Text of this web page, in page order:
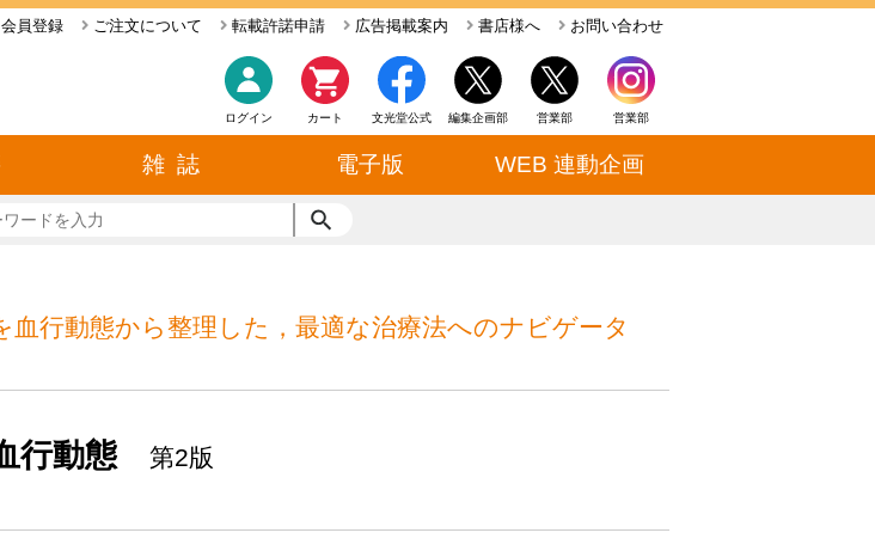
お問い合わせ
書店様へ
広告掲載案内
転載許諾申請
ご注文について
会員登録
営業部
営業部
編集企画部
文光堂公式
カート
ログイン
雑 誌 電子版 WEB 連動企画
血行動態から整理した，最適な治療法へのナビゲータ
行動態 第2版